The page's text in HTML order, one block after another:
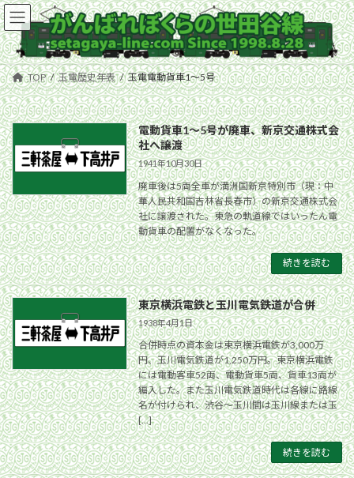
コ
ン
テ
ン
ツ
へ
ス
キ
ッ
プ
ナ
ビ
ゲ
ー
シ
ョ
ン
に
移
動
TOP 玉電歴史年表 玉電電動貨車1〜5号
電動貨車1〜5号が廃車、新京交通株式会
社へ譲渡
1941年10月30日
廃車後は5両全車が満洲国新京特別市（現：中
華人民共和国吉林省長春市）の新京交通株式会
社に譲渡された。東急の軌道線ではいったん電
動貨車の配置がなくなった。
続きを読む
東京横浜電鉄と玉川電気鉄道が合併
1938年4月1日
合併時点の資本金は東京横浜電鉄が3,000万
円、玉川電気鉄道が1,250万円。東京横浜電鉄
には電動客車52両、電動貨車5両、貨車13両が
編入した。また玉川電気鉄道時代は各線に路線
名が付けられ、渋谷〜玉川間は玉川線または玉
[…]
続きを読む